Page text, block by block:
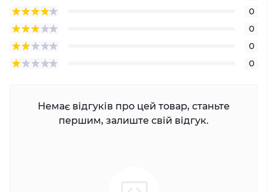
0
0
0
0
Немає відгуків про цей товар, станьте
першим, залиште свій відгук.